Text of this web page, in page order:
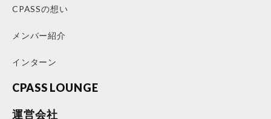
CPASSの想い
メンバー紹介
インターン
CPASS LOUNGE
運営会社